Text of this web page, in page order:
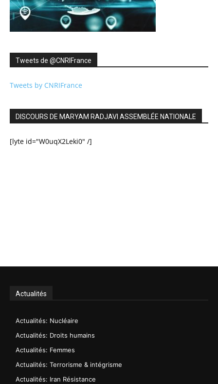
Tweets de ‎@CNRIFrance
Tweets by CNRIFrance
DISCOURS DE MARYAM RADJAVI ASSEMBLÉE NATIONALE
[lyte id="W0uqX2Leki0" /]
Actualités
Actualités: Nucléaire
Actualités: Droits humains
Actualités: Femmes
Actualités: Terrorisme & intégrisme
Actualités: Iran Résistance